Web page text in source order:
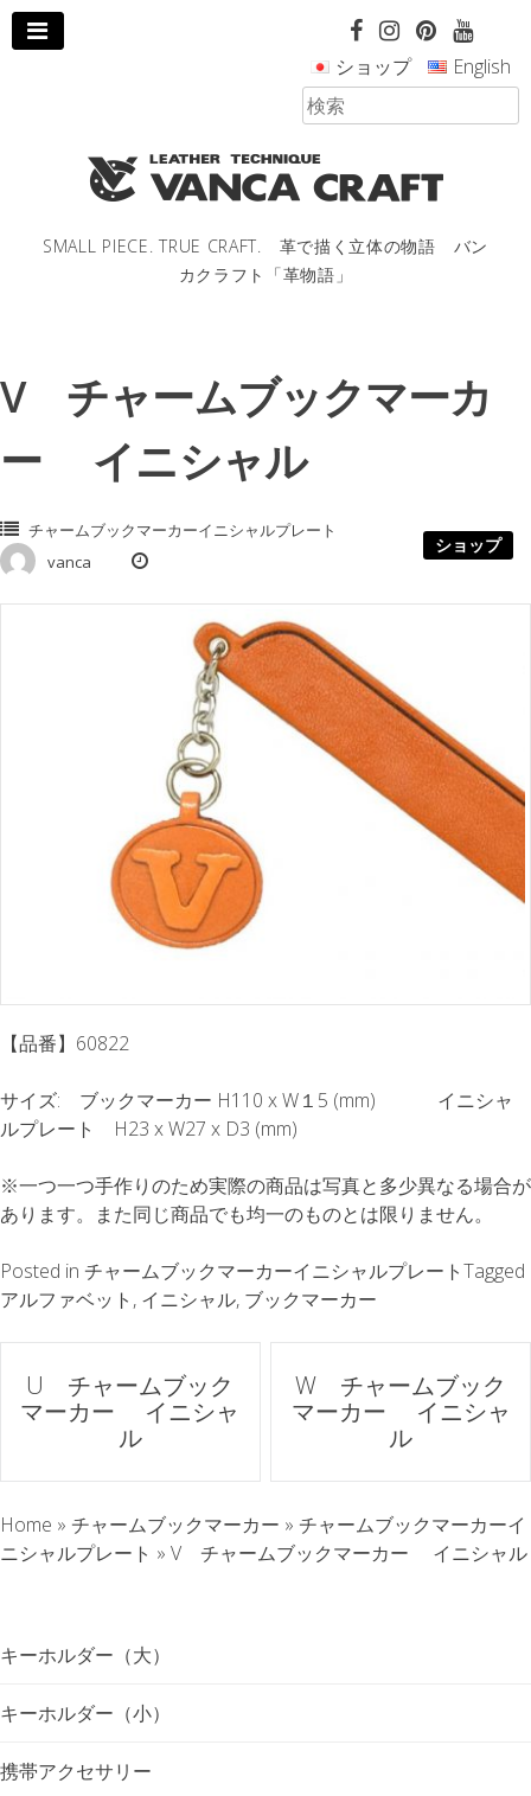
コ
ン
SMALL PIECE. TRUE CRAFT. 革で描く立体の物語 バン
カクラフト「革物語」
ショップ English
V チャームブックマーカ
ー イニシャル
ショップ
チャームブックマーカーイニシャルプレート
vanca
【品番】60822
サイズ: ブックマーカー H110 x W１5 (mm) イニシャ
ルプレート H23 x W27 x D3 (mm)
※一つ一つ手作りのため実際の商品は写真と多少異なる場合が
あります。また同じ商品でも均一のものとは限りません。
Posted in チャームブックマーカーイニシャルプレートTagged
アルファベット , イニシャル, ブックマーカー
ポ
ス
ト
ナ
ゲ
ー
シ
U チャームブック
マーカー イニシャ
ル
W チャームブック
マーカー イニシャ
ル
Home » チャームブックマーカー » チャームブックマーカーイ
ニシャルプレート » V チャームブックマーカー イニシャル
キーホルダー（大）
キーホルダー（小）
携帯アクセサリー